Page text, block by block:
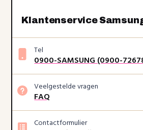
Klantenservice
Tel
0900-SAMSUNG (0900-
Veelgestelde vragen
FAQ
Contactformulier